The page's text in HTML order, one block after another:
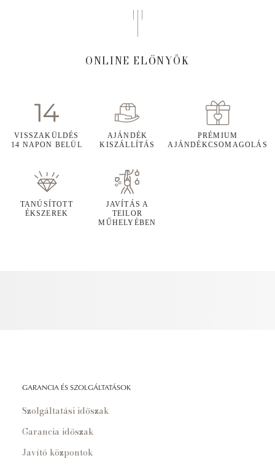
ONLINE ELŐNYÖK
VISSZAKÜLDÉS
14 NAPON BELÜL
AJÁNDÉK
KISZÁLLÍTÁS
PRÉMIUM
AJÁNDÉKCSOMAGOLÁS
TANÚSÍTOTT
ÉKSZEREK
JAVÍTÁS A
TEILOR
MŰHELYÉBEN
GARANCIA ÉS SZOLGÁLTATÁSOK
Szolgáltatási időszak
Garancia időszak
Javító központok